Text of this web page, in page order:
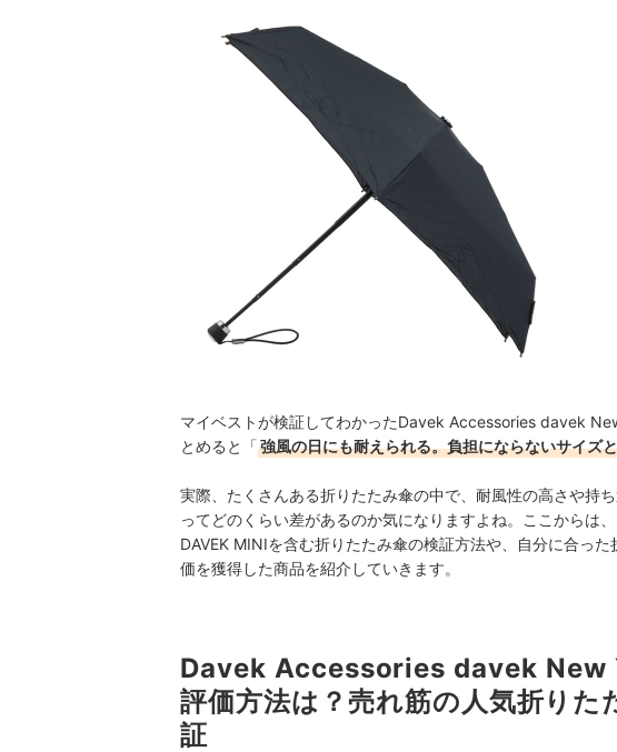
マイベストが検証してわかったDavek Accessories davek
とめると「強風の日にも耐えられる。負担にならないサイズ
実際、たくさんある折りたたみ傘の中で、耐風性の高さや持
ってどのくらい差があるのか気になりますよね。ここから
DAVEK MINIを含む折りたたみ傘の検証方法や、自分に合っ
価を獲得した商品を紹介していきます。
Davek Accessories davek New
評価方法は？売れ筋の人気折りた
証